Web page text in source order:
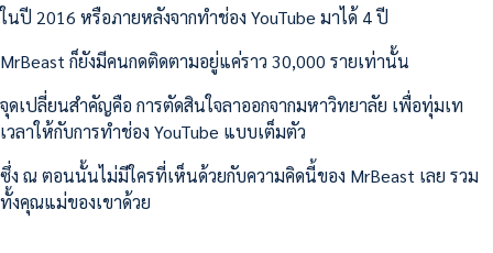
ในปี 2016 หรือภายหลังจากทำช่อง YouTube มาได้ 4 ปี
MrBeast ก็ยังมีคนกดติดตามอยู่แค่ราว 30,000 รายเท่านั้น
จุดเปลี่ยนสำคัญคือ การตัดสินใจลาออกจากมหาวิทยาลัย เพื่อทุ่มเท
เวลาให้กับการทำช่อง YouTube แบบเต็มตัว
ซึ่ง ณ ตอนนั้นไม่มีใครที่เห็นด้วยกับความคิดนี้ของ MrBeast เลย รวม
ทั้งคุณแม่ของเขาด้วย